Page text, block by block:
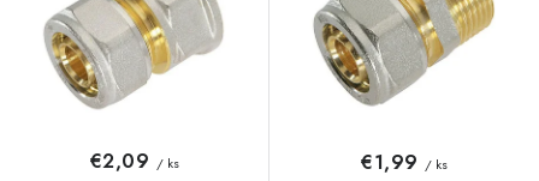
€2,09 / ks €1,99 / ks